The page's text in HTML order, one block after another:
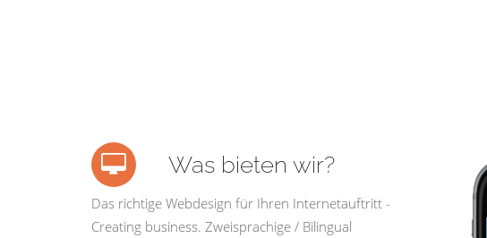
Was bieten wir?
Das richtige Webdesign für Ihren Internetauftritt -
Creating business. Zweisprachige / Bilingual